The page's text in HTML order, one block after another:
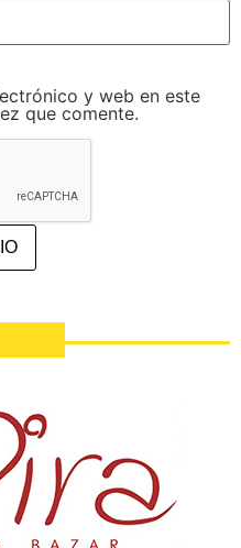
y web en este
que comente.